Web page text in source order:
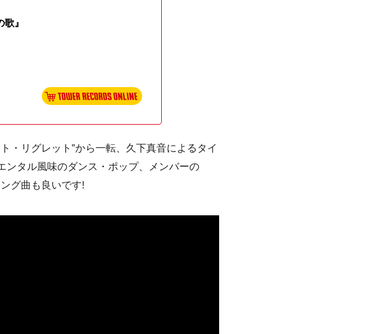
』
・リグレット”から一転、久下真音によるタイ
ンタル風味のダンス・ポップ、メンバーの
グ曲も良いです!